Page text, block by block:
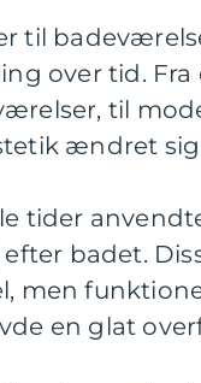
til
over tid.
til
ændret
tider
badet.
men
en glat